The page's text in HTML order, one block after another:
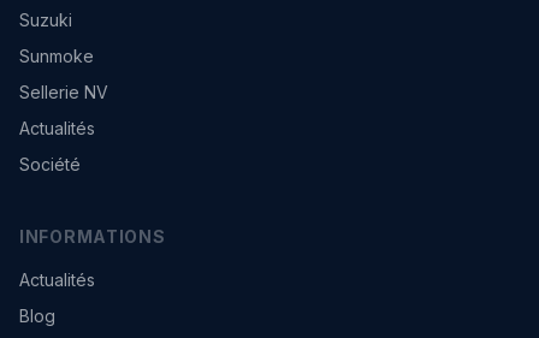
Suzuki
Sunmoke
Sellerie NV
Actualités
Société
INFORMATIONS
Actualités
Blog